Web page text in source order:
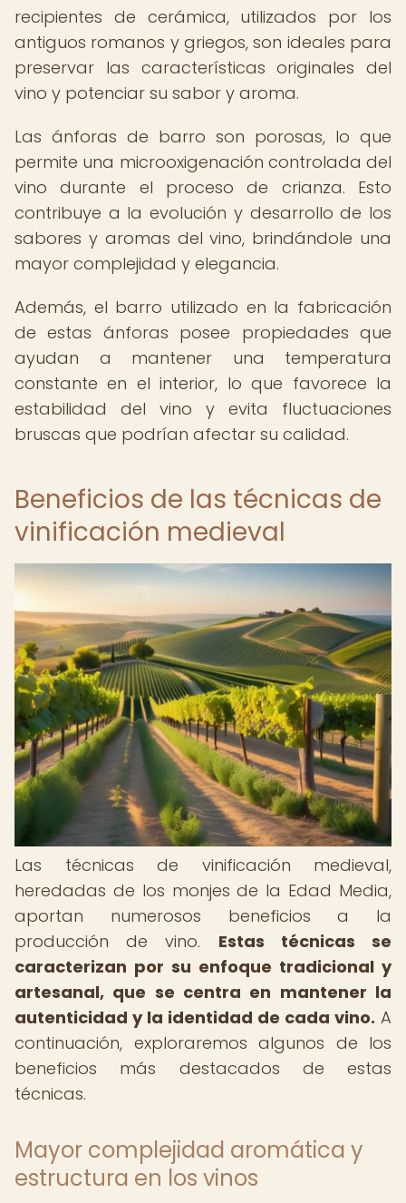
recipientes de cerámica, utilizados por los
antiguos romanos y griegos, son ideales para
preservar las características originales del
vino y potenciar su sabor y aroma.
Las ánforas de barro son porosas, lo que
permite una microoxigenación controlada del
vino durante el proceso de crianza. Esto
contribuye a la evolución y desarrollo de los
sabores y aromas del vino, brindándole una
mayor complejidad y elegancia.
Además, el barro utilizado en la fabricación
de estas ánforas posee propiedades que
ayudan a mantener una temperatura
constante en el interior, lo que favorece la
estabilidad del vino y evita fluctuaciones
bruscas que podrían afectar su calidad.
Beneficios de las técnicas de
vinificación medieval
Las técnicas de vinificación medieval,
heredadas de los monjes de la Edad Media,
aportan numerosos beneficios a la
producción de vino. Estas técnicas se
caracterizan por su enfoque tradicional y
artesanal, que se centra en mantener la
autenticidad y la identidad de cada vino. A
continuación, exploraremos algunos de los
beneficios más destacados de estas
técnicas.
Mayor complejidad aromática y
estructura en los vinos